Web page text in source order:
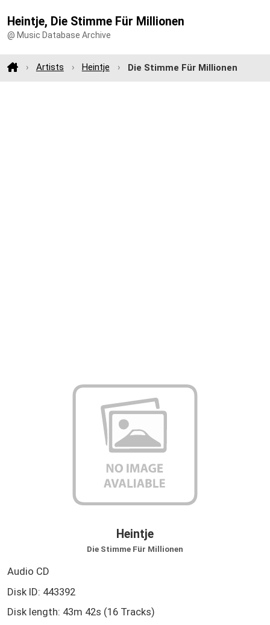
Heintje, Die Stimme Für Millionen
@ Music Database Archive
Artists Heintje Die Stimme Für Millionen
Heintje
Die Stimme Für Millionen
Audio CD
Disk ID: 443392
Disk length: 43m 42s (16 Tracks)